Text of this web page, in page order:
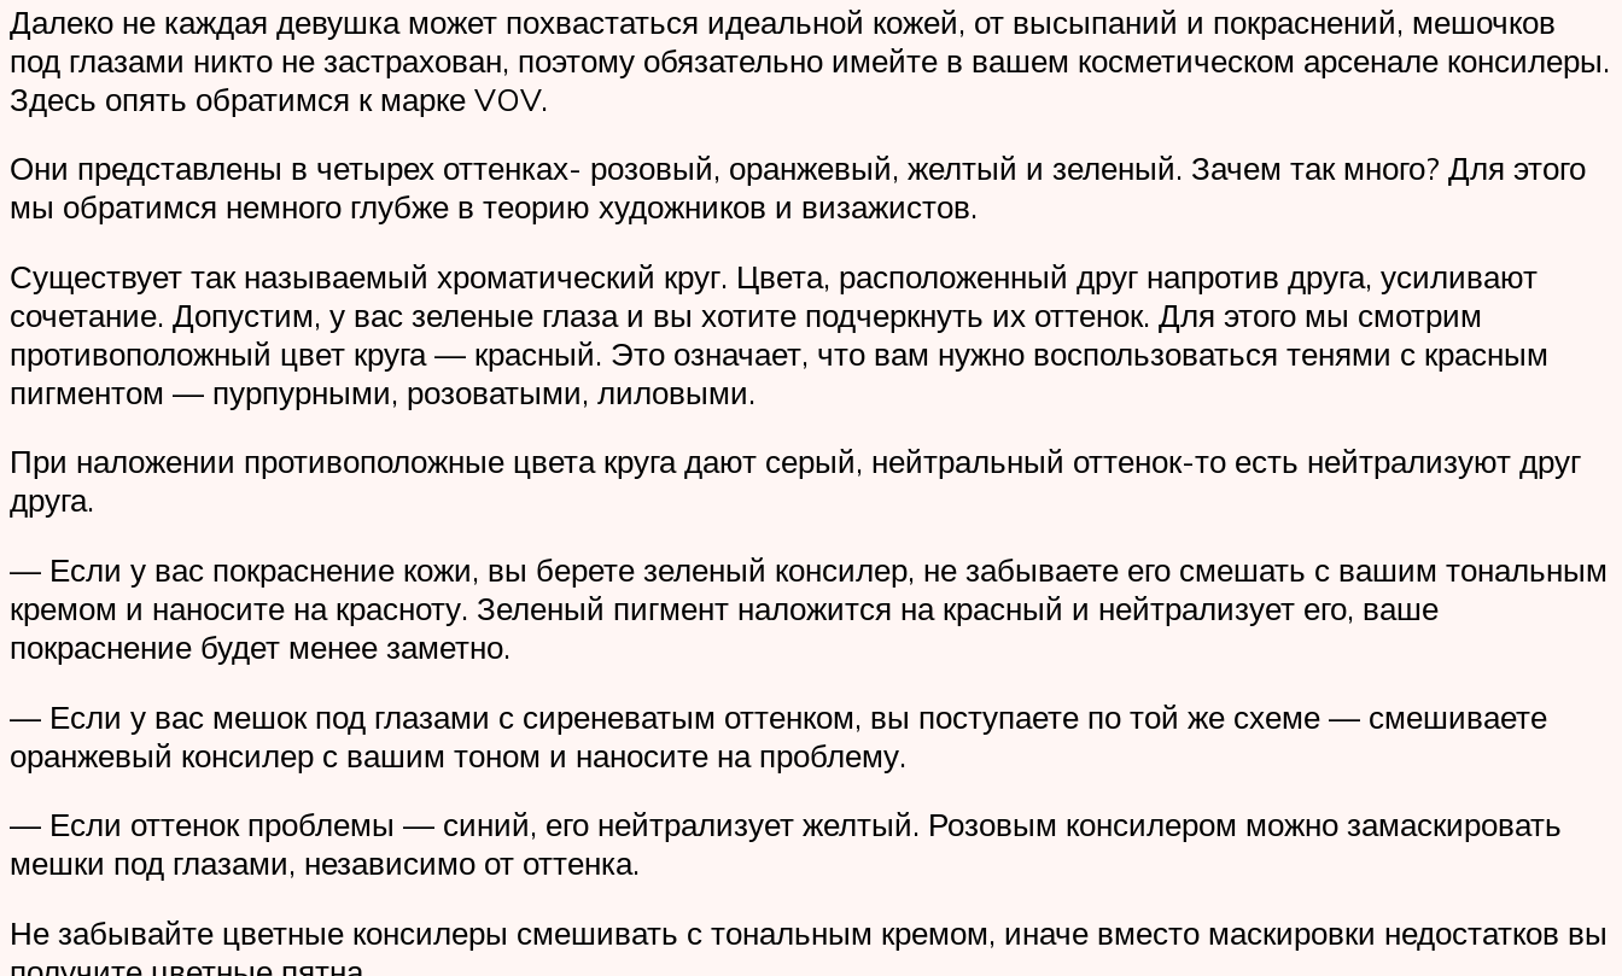
Далеко не каждая девушка может похвастаться идеальной кожей, от высыпаний и покраснений, мешочков
под глазами никто не застрахован, поэтому обязательно имейте в вашем косметическом арсенале консилеры.
Здесь опять обратимся к марке VOV.
Они представлены в четырех оттенках- розовый, оранжевый, желтый и зеленый. Зачем так много? Для этого
мы обратимся немного глубже в теорию художников и визажистов.
Существует так называемый хроматический круг. Цвета, расположенный друг напротив друга, усиливают
сочетание. Допустим, у вас зеленые глаза и вы хотите подчеркнуть их оттенок. Для этого мы смотрим
противоположный цвет круга — красный. Это означает, что вам нужно воспользоваться тенями с красным
пигментом — пурпурными, розоватыми, лиловыми.
При наложении противоположные цвета круга дают серый, нейтральный оттенок-то есть нейтрализуют друг
друга.
— Если у вас покраснение кожи, вы берете зеленый консилер, не забываете его смешать с вашим тональным
кремом и наносите на красноту. Зеленый пигмент наложится на красный и нейтрализует его, ваше
покраснение будет менее заметно.
— Если у вас мешок под глазами с сиреневатым оттенком, вы поступаете по той же схеме — смешиваете
оранжевый консилер с вашим тоном и наносите на проблему.
— Если оттенок проблемы — синий, его нейтрализует желтый. Розовым консилером можно замаскировать
мешки под глазами, независимо от оттенка.
Не забывайте цветные консилеры смешивать с тональным кремом, иначе вместо маскировки недостатков вы